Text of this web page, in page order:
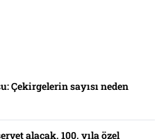
Çekirgelerin sayısı neden
alacak. 100. yıla özel